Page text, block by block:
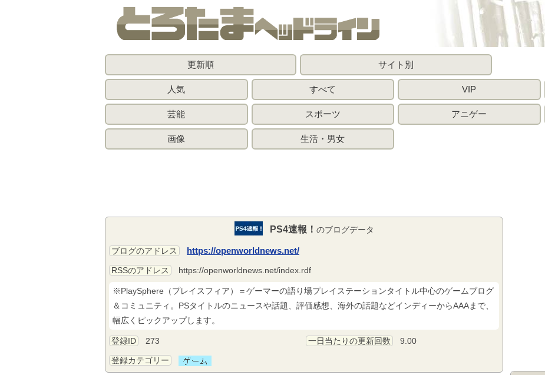
更新順 サイト別
人気 すべて VIP
芸能 スポーツ アニゲー
画像 生活・男女
PS4速報！ のブログデータ
ブログのアドレス https://openworldnews.net/
RSSのアドレス https://openworldnews.net/index.rdf
※PlaySphere（プレイスフィア）＝ゲーマーの語り場プレイステーションタイトル中心のゲームブログ
＆コミュニティ。PSタイトルのニュースや話題、評価感想、海外の話題などインディーからAAAまで、
幅広くピックアップします。
登録ID 273 一日当たりの更新回数 9.00
登録カテゴリー